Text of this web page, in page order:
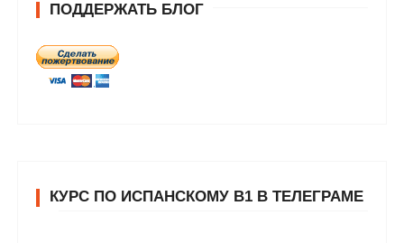
ПОДДЕРЖАТЬ БЛОГ
КУРС ПО ИСПАНСКОМУ В1 В ТЕЛЕГРАМЕ